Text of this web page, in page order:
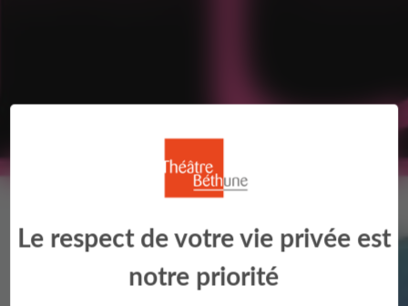
Le respect de votre vie privée est
notre priorité